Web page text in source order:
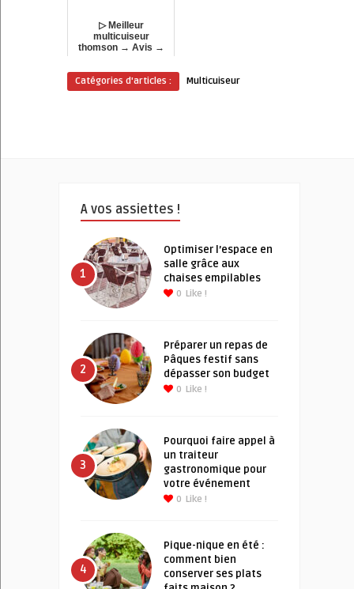
▷ Meilleur
multicuiseur
thomson → Avis →
Catégories d'articles : Multicuiseur
A vos assiettes !
1
Optimiser l’espace en
salle grâce aux
chaises empilables
0 Like !
2
Préparer un repas de
Pâques festif sans
dépasser son budget
0 Like !
3
Pourquoi faire appel à
un traiteur
gastronomique pour
votre événement
0 Like !
4
Pique-nique en été :
comment bien
conserver ses plats